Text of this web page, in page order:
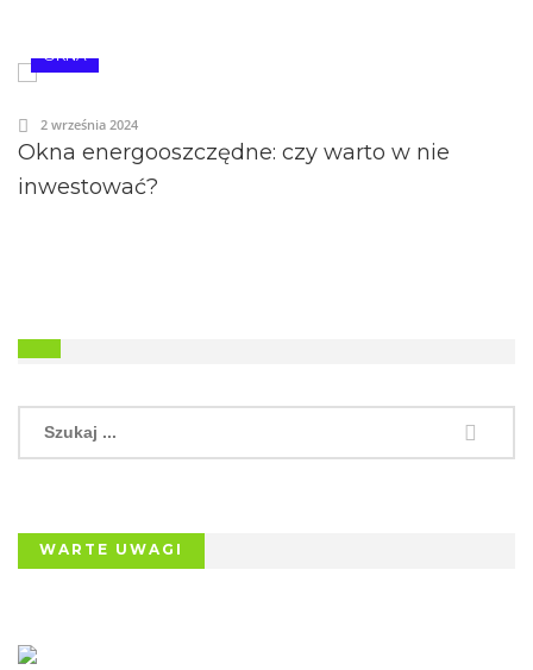
OKNA
Okna energooszczędne: czy warto w nie
inwestować?
2 września 2024
WARTE UWAGI